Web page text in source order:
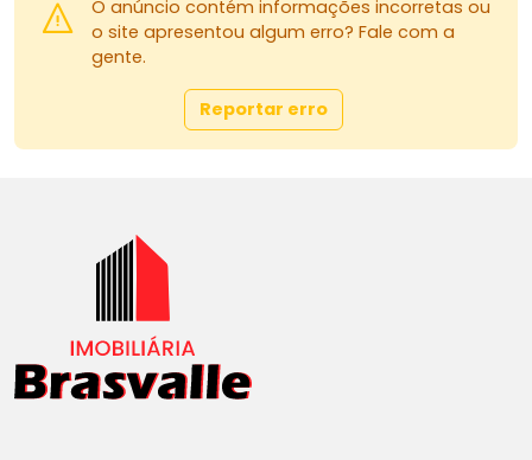
O anúncio contém informações incorretas ou
o site apresentou algum erro? Fale com a
gente.
Reportar erro